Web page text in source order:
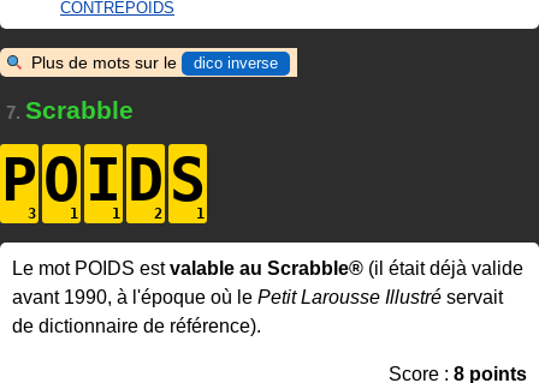
CONTREPOIDS
Plus de mots sur le dico inverse
7. Scrabble
POI DS
Le mot POIDS estvalable au Scrabble® (il était déjà valide
avant 1990, à l'époque où le Petit Larousse Illustré servait
de dictionnaire de référence).
Score : 8 points